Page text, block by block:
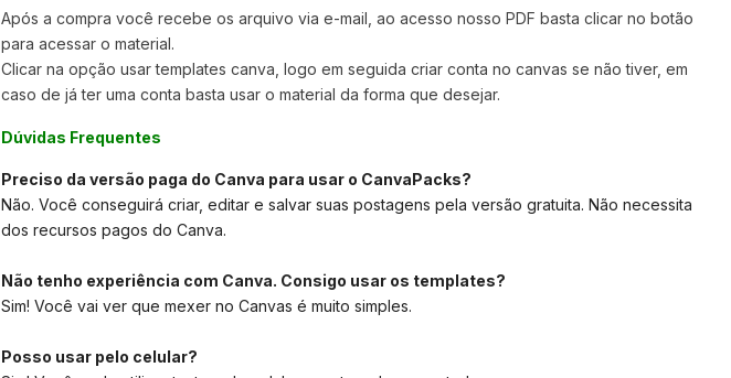
Após a compra você recebe os arquivo via e-mail, ao acesso nosso PDF basta clicar no botão
para acessar o material.
Clicar na opção usar templates canva, logo em seguida criar conta no canvas se não tiver, em
caso de já ter uma conta basta usar o material da forma que desejar.
Dúvidas Frequentes
Preciso da versão paga do Canva para usar o CanvaPacks?
Não. Você conseguirá criar, editar e salvar suas postagens pela versão gratuita. Não necessita
dos recursos pagos do Canva.
Não tenho experiência com Canva. Consigo usar os templates?
Sim! Você vai ver que mexer no Canvas é muito simples.
Posso usar pelo celular?